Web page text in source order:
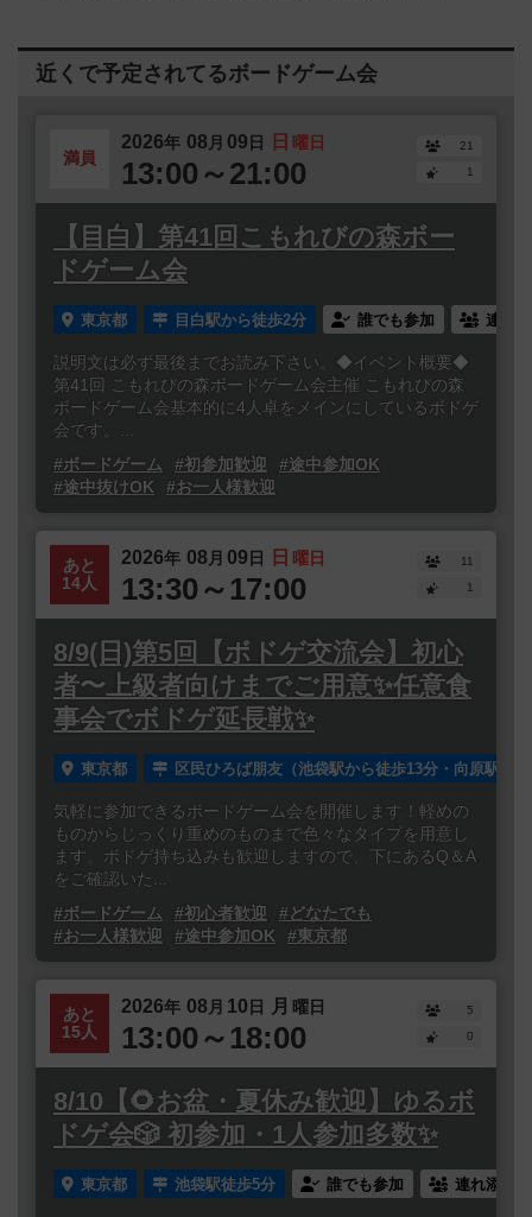
近くで予定されてるボードゲーム会
満員
2026年 08 月 09日 日 曜日
13:00～21:00
21
1
【目白】第41回こもれびの森ボー
ドゲーム会
東京都 目白駅から徒歩2分 誰でも参加 連れ
説明文は必ず最後までお読み下さい。◆イベント概要◆
第41回 こもれびの森ボードゲーム会主催 こもれびの森
ボードゲーム会基本的に4人卓をメインにしているボドゲ
会です。...
#ボードゲーム
#初参加歓迎
#途中参加OK
#途中抜けOK
#お一人様歓迎
あと
14人
2026年 08 月 09日 日 曜日
13:30～17:00
11
1
8/9(日)第5回【ボドゲ交流会】初心
者〜上級者向けまでご用意✨任意食
事会でボドゲ延長戦✨
東京都 区民ひろば朋友（池袋駅から徒歩13分・向原駅か
気軽に参加できるボードゲーム会を開催します！軽めの
ものからじっくり重めのものまで色々なタイプを用意し
ます。ボドゲ持ち込みも歓迎しますので、下にあるQ＆A
をご確認いた...
#ボードゲーム
#初心者歓迎
#どなたでも
#お一人様歓迎
#途中参加OK #東京都
あと
15人
2026年 08 月 10日 月 曜日
13:00～18:00
5
0
8/10【🌻お盆・夏休み歓迎】ゆるボ
ドゲ会🎲 初参加・1人参加多数✨
東京都 池袋駅徒歩5分 誰でも参加 連れ添い